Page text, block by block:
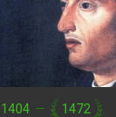
1404 — 1472